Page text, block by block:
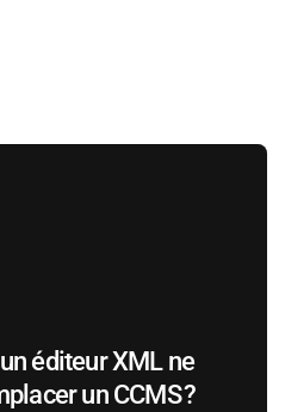
éditeur XML ne
un CCMS ?